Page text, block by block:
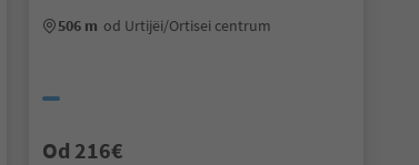
506 m od Urtijëi/Ortisei centrum
Od 216€